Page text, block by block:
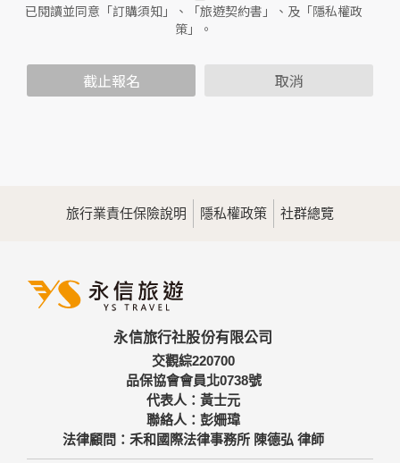
二、個人資料的蒐集、處理及利用方式
當您造訪本網站或使用本網站所提供之功能服務時，我們將視
範圍內處理及利用您的個人資料；非經您書面同意，本網站不
會將個人資料用於其他用途。
為提供精確的服務，我們會將收集的問卷調查內容進行統計與
分析，分析結果之統計數據或說明文字呈現，除供內部研究
三、資料之保護
備及必要的安全防護措施，加以保護網站及您的個人資料採用
嚴格的保護措施，只由經過授權的人員才能接觸您的個人資
料，相關處理人員皆簽有保密合約，如有違反保密義務者，將
會受到相關的法律處分。
如因業務需要有必要委託其他單位提供服務時，本網站亦會嚴
格要求其遵守保密義務，並且採取必要檢查程序以確定其將確
實遵守。
已閱讀並同意「訂購須知」、「旅遊契約書」、及「隱私權政
策」。
截止報名 取消
旅行業責任保險說明 隱私權政策 社群總覽
永信旅行社股份有限公司
交觀綜220700
品保協會會員北0738號
代表人：黃士元
聯絡人：彭姍瑋
法律顧問：禾和國際法律事務所 陳德弘 律師